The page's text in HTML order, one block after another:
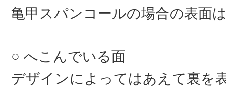
亀甲スパンコールの場合の表面
へこんでいる面
デザインによってはあえて裏を